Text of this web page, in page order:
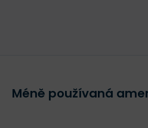
Méně používaná